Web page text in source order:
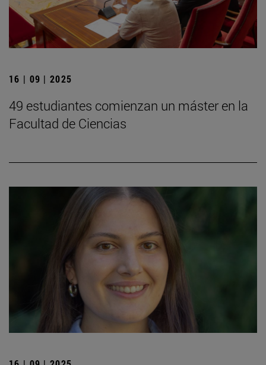
16 | 09 | 2025
49 estudiantes comienzan un máster en la
Facultad de Ciencias